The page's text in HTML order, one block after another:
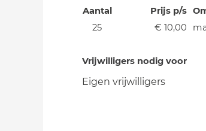
Aantal
Prijs p/s
25
€ 10,00
Vrijwilligers nodig voor
Eigen vrijwilligers